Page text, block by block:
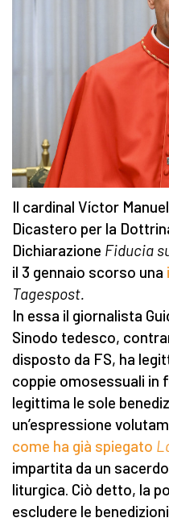
Il cardinal Víctor
Dicastero per la
Dichiarazione Fiducia
il 3 gennaio scorso una
Tagespost.
In essa il giornalista
Sinodo tedesco,
disposto da FS, ha
coppie omosessuali in
legittima le sole
un’espressione
come ha già spiegato
impartita da un
liturgica. Ciò detto, la
escludere le